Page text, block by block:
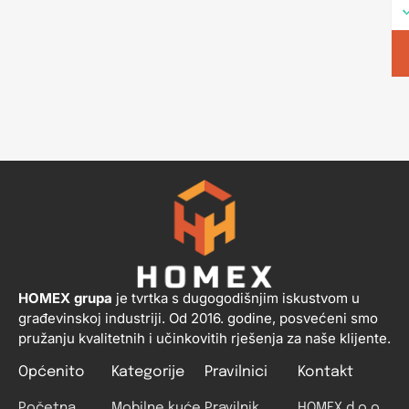
HOMEX grupa je tvrtka s dugogodišnjim iskustvom u
građevinskoj industriji. Od 2016. godine, posvećeni smo
pružanju kvalitetnih i učinkovitih rješenja za naše klijente.
Općenito Kategorije Pravilnici Kontakt